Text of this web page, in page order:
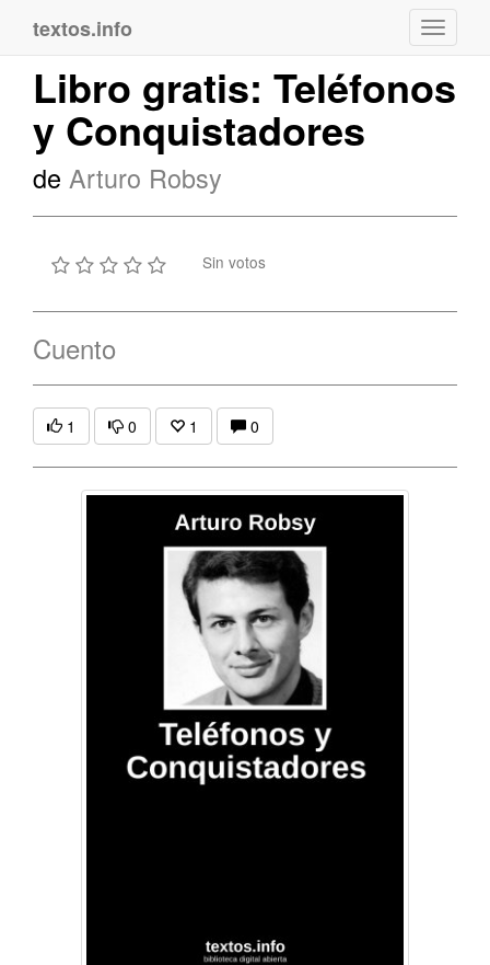
textos.info
Libro gratis: Teléfonos
y Conquistadores
de Arturo Robsy
Sin votos
Cuento
1 0 1 0